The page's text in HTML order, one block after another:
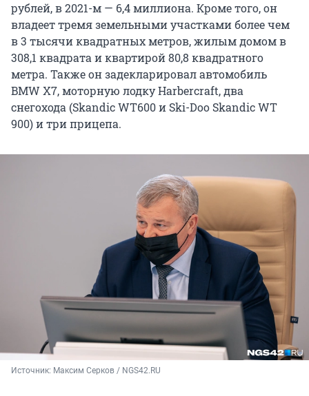
рублей, в 2021-м — 6,4 миллиона. Кроме того, он
владеет тремя земельными участками более чем
в 3 тысячи квадратных метров, жилым домом в
308,1 квадрата и квартирой 80,8 квадратного
метра. Также он задекларировал автомобиль
BMW X7, моторную лодку Harbercraft, два
снегохода (Skandic WT600 и Ski-Doo Skandic WT
900) и три прицепа.
Источник: Максим Серков / NGS42.RU